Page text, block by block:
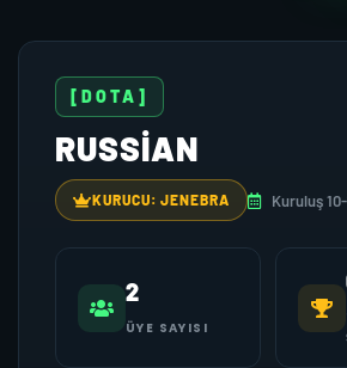
[DOTA]
RUSSIAN
KURUCU: JENEBRA Kuruluş
2
ÜYE SAYISI